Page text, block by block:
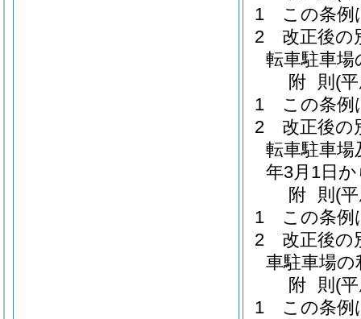
1
この条例
2
改正後の
転車駐車場
附 則 (
1
この条例
2
改正後の
転車駐車場
年3月1日
附 則 (
1
この条例
2
改正後の
車駐車場
附 則 (
1
この条例